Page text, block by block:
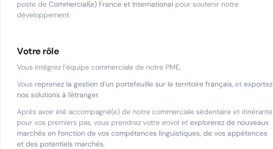
poste de Commercial(e) France et International pour soutenir notre
développement.
Votre rôle
Vous intégrez l’équipe commerciale de notre PME.
Vous reprenez la gestion d'un portefeuille sur le territoire français, et exportez
nos solutions à l'étranger.
Après avoir été accompagné(e) de notre commerciale sédentaire et itinérante
pour vos premiers pas, vous prendrez votre envol et explorerez de nouveaux
marchés en fonction de vos compétences linguistiques, de vos appétences
et des potentiels marchés.